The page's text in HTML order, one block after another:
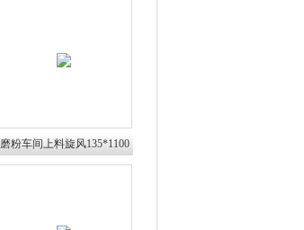
磨粉车间上料旋风135*1100
胶头滤芯